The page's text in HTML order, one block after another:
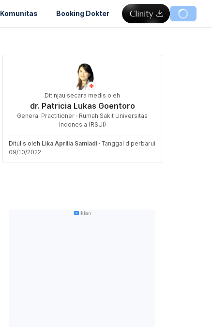
Komunitas Booking Dokter
Ditinjau secara medis oleh
dr. Patricia Lukas Goentoro
General Practitioner · Rumah Sakit Universitas
Indonesia (RSUI)
Ditulis oleh Lika Aprilia Samiadi · Tanggal diperbarui
09/10/2022
Iklan